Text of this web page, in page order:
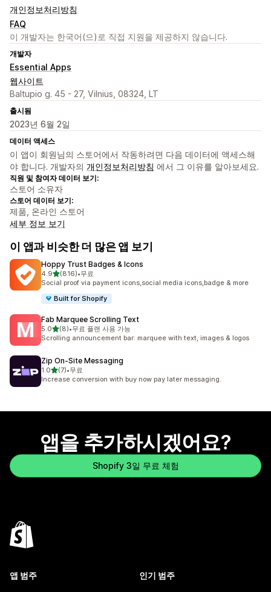
개인정보처리방침
FAQ
이 개발자는 한국어(으)로 직접 지원을 제공하지 않습니다.
개발자
Essential Apps
웹사이트
Baltupio g. 45 - 27, Vilnius, 08324, LT
출시됨
2023년 6월 2일
데이터 액세스
이 앱이 회원님의 스토어에서 작동하려면 다음 데이터에 액세스해
야 합니다. 개발자의 개인정보처리방침 에서 그 이유를 알아보세요.
직원 및 참여자 데이터 보기:
스토어 소유자
스토어 데이터 보기:
제품, 온라인 스토어
세부 정보 보기
이 앱과 비슷한 더 많은 앱 보기
Hoppy Trust Badges & Icons
4.9별 5개 중
(816)
총 리뷰 816개
•무료
Social proof via payment icons,social media icons,badge & more
Built for Shopify
Fab Marquee Scrolling Text
5.0별 5개 중
(8)
총 리뷰 8개
•무료 플랜 사용 가능
Scrolling announcement bar: marquee with text, images & logos
Zip On‑Site Messaging
1.0별 5개 중
(7)
총 리뷰 7개
•무료
Increase conversion with buy now pay later messaging.
앱을 추가하시겠어요?
Shopify 3일 무료 체험
앱 범주 인기 범주